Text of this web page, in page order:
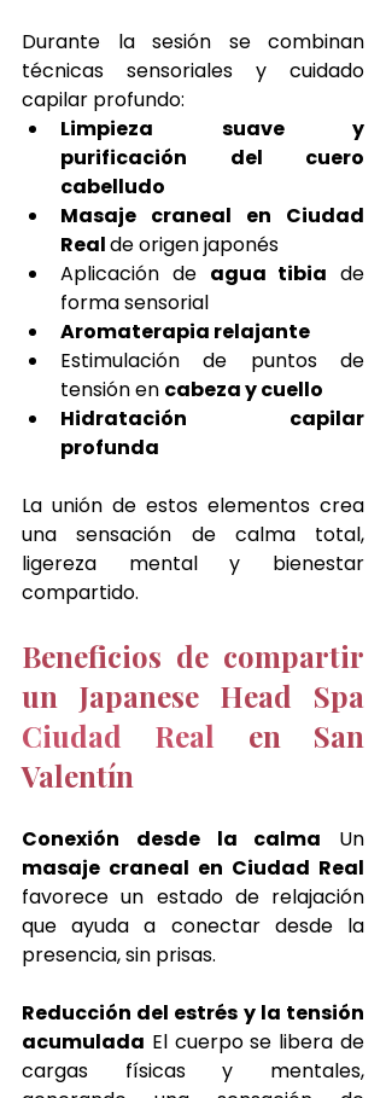
Durante la sesión se combinan
técnicas sensoriales y cuidado
capilar profundo:
Limpieza suave y
purificación del cuero
cabelludo
Masaje craneal en Ciudad
Real de origen japonés
Aplicación de agua tibia de
forma sensorial
Aromaterapia relajante
Estimulación de puntos de
tensión en cabeza y cuello
Hidratación capilar
profunda
La unión de estos elementos crea
una sensación de calma total,
ligereza mental y bienestar
compartido.
Beneficios de compartir
Ciudad Real en San
Valentín
Conexión desde la calma
favorece un estado de relajación
que ayuda a conectar desde la
presencia, sin prisas.
Reducción del estrés y la tensión
acumulada El cuerpo se libera de
cargas físicas y mentales,